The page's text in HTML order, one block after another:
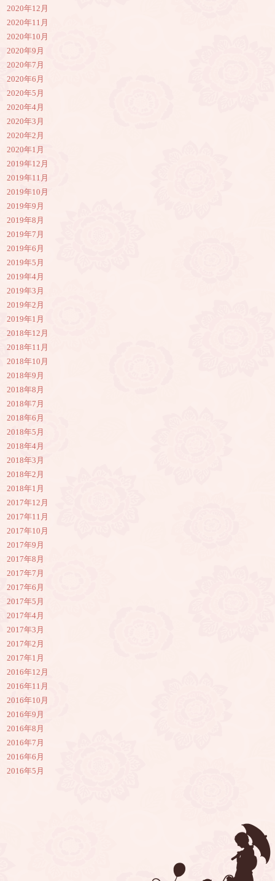
2020年12月
2020年11月
2020年10月
2020年9月
2020年7月
2020年6月
2020年5月
2020年4月
2020年3月
2020年2月
2020年1月
2019年12月
2019年11月
2019年10月
2019年9月
2019年8月
2019年7月
2019年6月
2019年5月
2019年4月
2019年3月
2019年2月
2019年1月
2018年12月
2018年11月
2018年10月
2018年9月
2018年8月
2018年7月
2018年6月
2018年5月
2018年4月
2018年3月
2018年2月
2018年1月
2017年12月
2017年11月
2017年10月
2017年9月
2017年8月
2017年7月
2017年6月
2017年5月
2017年4月
2017年3月
2017年2月
2017年1月
2016年12月
2016年11月
2016年10月
2016年9月
2016年8月
2016年7月
2016年6月
2016年5月